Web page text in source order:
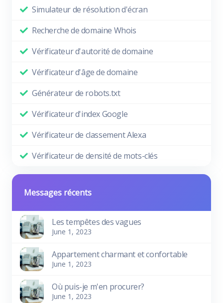
Simulateur de résolution d'écran
Recherche de domaine Whois
Vérificateur d'autorité de domaine
Vérificateur d'âge de domaine
Générateur de robots.txt
Vérificateur d'index Google
Vérificateur de classement Alexa
Vérificateur de densité de mots-clés
Messages récents
Les tempêtes des vagues
June 1, 2023
Appartement charmant et confortable
June 1, 2023
Où puis-je m'en procurer?
June 1, 2023